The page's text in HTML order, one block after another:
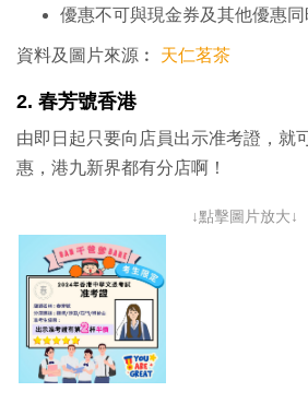
優惠不可與現金券及其他優惠同
資料及圖片來源︰ 天仁茗茶
2. 春芳號香港
由即日起只要向店員出示准考證，就
惠，港九新界都有分店啊！
↓點擊圖片放大↓